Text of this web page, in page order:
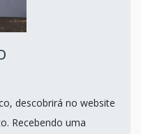
descobrirá no website
Recebendo uma